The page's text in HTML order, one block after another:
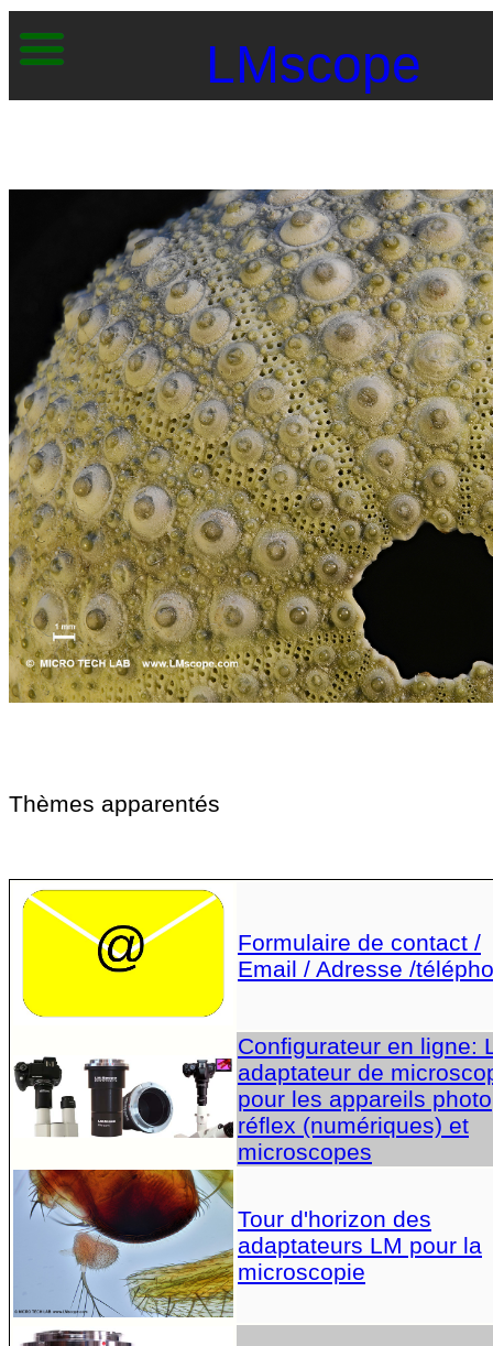
LMscope
Thèmes apparentés
Formulaire de contact /
Email / Adresse /
Configurateur en ligne:
adaptateur de
pour les appareils photo
réflex (numériques) et
microscopes
Tour d'horizon des
adaptateurs LM pour la
microscopie